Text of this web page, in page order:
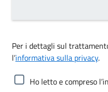
Per i dettagli sul
l’informativa sulla privacy.
Ho letto e compreso